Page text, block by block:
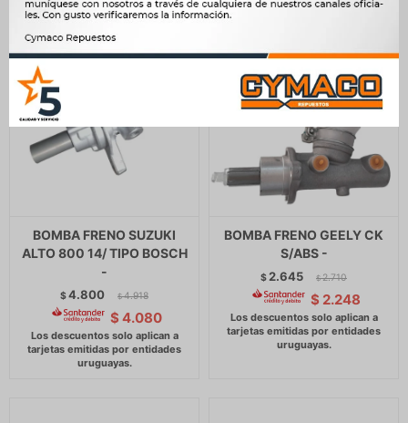
BOMBA FRENO SUZUKI
ALTO 800 14/ TIPO BOSCH
-
$4.800 $ 4.918
$ 4.080
BOMBA FRENO GEELY CK
S/ABS -
$ 2.645 $ 2.710
$ 2.248